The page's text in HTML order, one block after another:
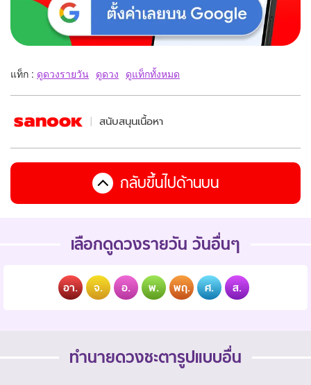
แท็ก : ดูดวงรายวัน ดูดวง ดูแท็กทั้งหมด
สนับสนุนเนื้อหา
กลับขึ้นไปด้านบน
เลือกดูดวงรายวัน วันอื่นๆ
อา. จ. อ. พ. พฤ. ศ. ส.
ทำนายดวงชะตารูปแบบอื่น